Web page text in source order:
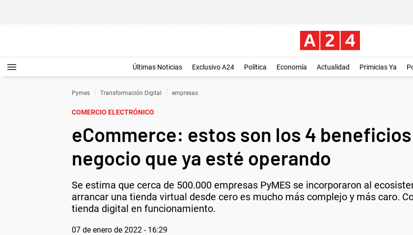
Últimas Noticias Exclusivo A24 Política Economía Actualidad Primicias Ya
Pymes Transformación Digital empresas
COMERCIO ELECTRÓNICO
eCommerce: estos son los 4
negocio que ya esté operando
Se estima que cerca de 500.000 empresas PyMES se incorporaron al
arrancar una tienda virtual desde cero es mucho más complejo y más caro.
tienda digital en funcionamiento.
07 de enero de 2022 - 16:29